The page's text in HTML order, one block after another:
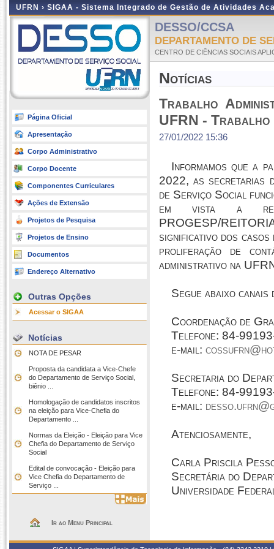
UFRN › SIGAA - Sistema Integrado de Gestão de Atividades
Página Oficial
Apresentação
Corpo Administrativo
Corpo Docente
Componentes Curriculares
Ações de Extensão
Projetos de Pesquisa
Projetos de Ensino
Documentos
Endereço Alternativo
Outras Opções
Acessar o SIGAA
Notícias
NOTA DE PESAR
Proposta da candidata a Vice-Chefe
do Departamento de Serviço Social,
biênio ...
Homologação de candidatos inscritos
na eleição para Vice-Chefia do
Departamento ...
Normas da Eleição - Eleição para Vice
Chefia do Departamento de Serviço
Social
Edital de convocação - Eleição para
Vice Chefia do Departamento de
Serviço ...
Ir ao Menu Principal
DESSO/CCSA
DEPARTAMENTO DE
CENTRO DE CIÊNCIAS SOCIAIS
Notícias
Trabalho
UFRN - Trabalho
27/01/2022 15:36
Informamos quea
2022, as secretarias
de Serviço Social
em vista a
PROGESP/
significativo dos casos
proliferação de
administrativo na
Segue abaixo
Coordenação de
Telefone: 84-
e-mail:
Secretaria do
Telefone: 84-
e-mail:
Atenciosamente,
Carla Priscila
Secretária do
Universidade